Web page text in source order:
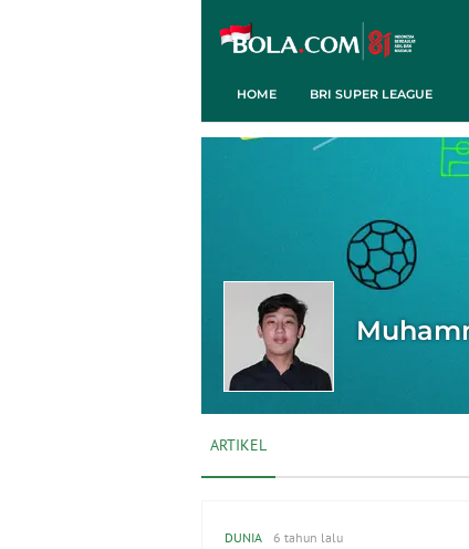
HOME BRI SUPER LEAGUE
ARTIKEL
DUNIA 6 tahun lalu